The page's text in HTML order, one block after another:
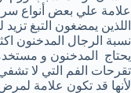
علامة علي بعض أنواع
اللذين يمضغون التبغ
نسبة الرجال المدخنون
يحتاج المدخنون و مستخدمي
تقرحات الفم التي لا
لأنها قد تكون علامة